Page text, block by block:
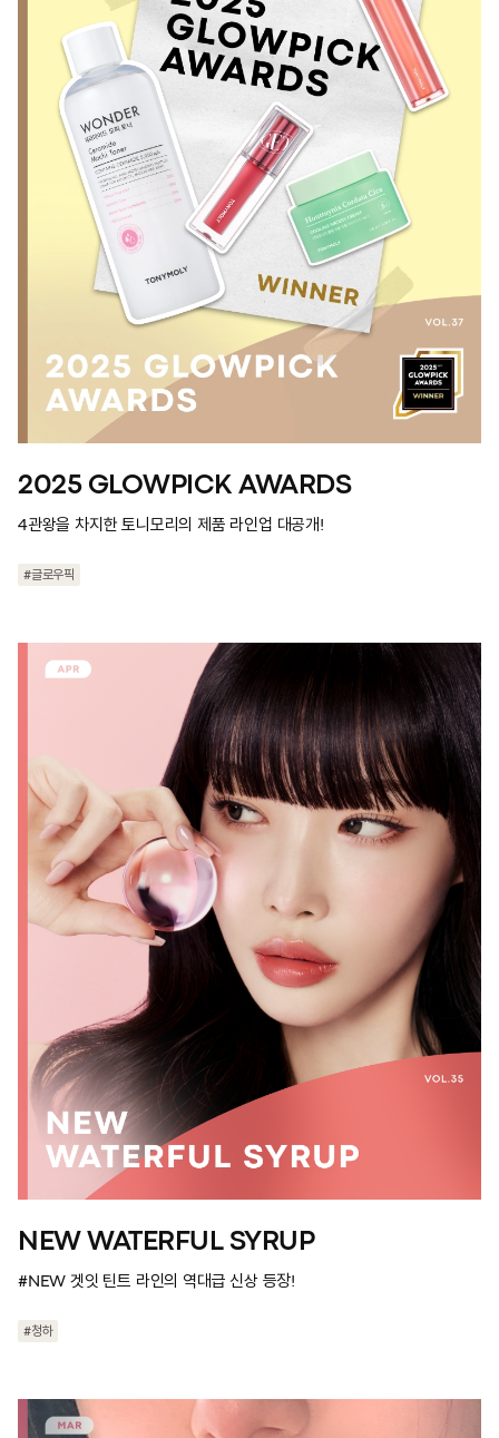
2025 GLOWPICK AWARDS
4관왕을 차지한 토니모리의 제품 라인업 대공개!
#글로우픽
NEW WATERFUL SYRUP
#NEW 겟잇 틴트 라인의 역대급 신상 등장!
#청하